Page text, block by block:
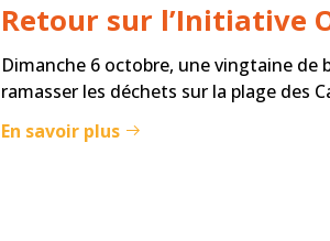
Retour sur l’Initiative
Dimanche 6 octobre, une vingtaine
ramasser les déchets sur la plage des
En savoir plus